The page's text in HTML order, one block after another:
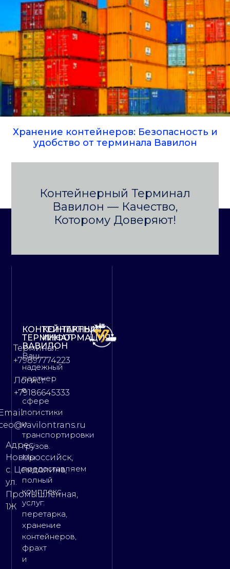
Хранение контейнеров: Безопасность и
удобство от терминала Вавилон
Контейнерный Терминал
Вавилон — Качество,
Которому Доверяют!
КОНТЕЙНЕРНЫЙ
ТЕРМИНАЛ
ВАВИЛОН
Ваш
надежный
партнер
в
сфере
логистики
и
транспортировки
грузов.
Мы
предоставляем
полный
комплекс
услуг:
перетарка,
хранение
контейнеров,
фрахт
и
КОНТАКТНАЯ
ИНФОРМАЦИЯ
Терминал:
+79897774223
Логист:
+79186645333
Адрес:
Новороссийск,
с. Цемдолина,
ул.
Промышленная,
1Ж